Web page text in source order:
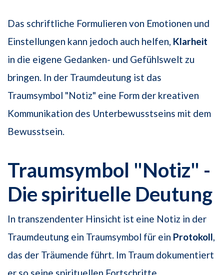
Das schriftliche Formulieren von Emotionen und
Einstellungen kann jedoch auch helfen, Klarheit
in die eigene Gedanken- und Gefühlswelt zu
bringen. In der Traumdeutung ist das
Traumsymbol "Notiz" eine Form der kreativen
Kommunikation des Unterbewusstseins mit dem
Bewusstsein.
Traumsymbol "Notiz" -
Die spirituelle Deutung
In transzendenter Hinsicht ist eine Notiz in der
Traumdeutung ein Traumsymbol für ein Protokoll,
das der Träumende führt. Im Traum dokumentiert